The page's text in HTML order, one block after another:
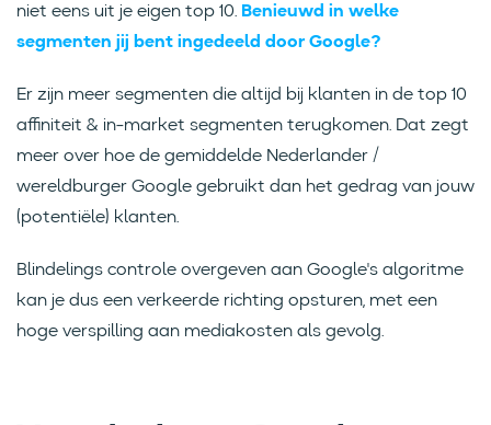
niet eens uit je eigen top 10. Benieuwd in welke
segmenten jij bent ingedeeld door Google?
Er zijn meer segmenten die altijd bij klanten in de top 10
affiniteit & in-market segmenten terugkomen. Dat zegt
meer over hoe de gemiddelde Nederlander /
wereldburger Google gebruikt dan het gedrag van jouw
(potentiële) klanten.
Blindelings controle overgeven aan Google's algoritme
kan je dus een verkeerde richting opsturen, met een
hoge verspilling aan mediakosten als gevolg.